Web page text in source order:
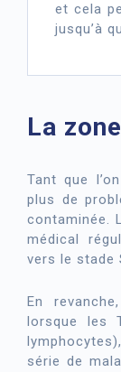
et cela
jusqu’à
La
Tant que
plus de
contaminée.
médical
vers le stade
En
lorsque les
série de